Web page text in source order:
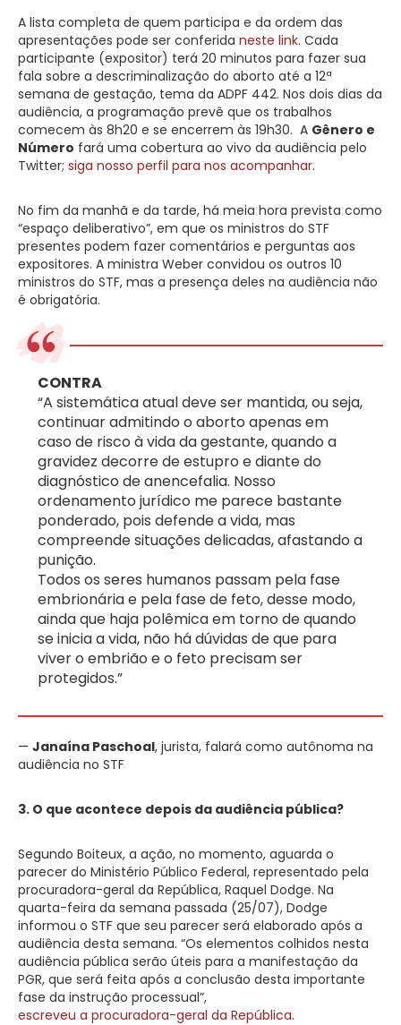
A lista completa de quem participa e da ordem das
apresentações pode ser conferida neste link. Cada
participante (expositor) terá 20 minutos para fazer sua
fala sobre a descriminalização do aborto até a 12ª
semana de gestação, tema da ADPF 442. Nos dois dias da
audiência, a programação prevê que os trabalhos
comecem às 8h20 e se encerrem às 19h30. A Gênero e
Número fará uma cobertura ao vivo da audiência pelo
Twitter; siga nosso perfil para nos acompanhar.
No fim da manhã e da tarde, há meia hora prevista como
“espaço deliberativo”, em que os ministros do STF
presentes podem fazer comentários e perguntas aos
expositores. A ministra Weber convidou os outros 10
ministros do STF, mas a presença deles na audiência não
é obrigatória.
CONTRA
“A sistemática atual deve ser mantida, ou seja,
continuar admitindo o aborto apenas em
caso de risco à vida da gestante, quando a
gravidez decorre de estupro e diante do
diagnóstico de anencefalia. Nosso
ordenamento jurídico me parece bastante
ponderado, pois defende a vida, mas
compreende situações delicadas, afastando a
punição.
Todos os seres humanos passam pela fase
embrionária e pela fase de feto, desse modo,
ainda que haja polêmica em torno de quando
se inicia a vida, não há dúvidas de que para
viver o embrião e o feto precisam ser
protegidos.”
— Janaína Paschoal, jurista, falará como autônoma na
audiência no STF
3. O que acontece depois da audiência pública?
Segundo Boiteux, a ação, no momento, aguarda o
parecer do Ministério Público Federal, representado pela
procuradora-geral da República, Raquel Dodge. Na
quarta-feira da semana passada (25/07), Dodge
informou o STF que seu parecer será elaborado após a
audiência desta semana. “Os elementos colhidos nesta
audiência pública serão úteis para a manifestação da
PGR, que será feita após a conclusão desta importante
fase da instrução processual”,
escreveu a procuradora-geral da República.